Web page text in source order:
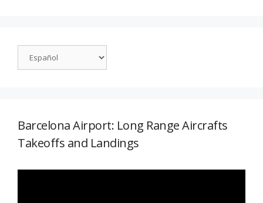
Barcelona Airport: Long Range Aircrafts
Takeoffs and Landings